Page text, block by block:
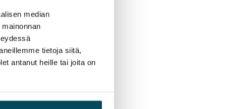
median
tietoja siitä,
antanut heille tai joita on